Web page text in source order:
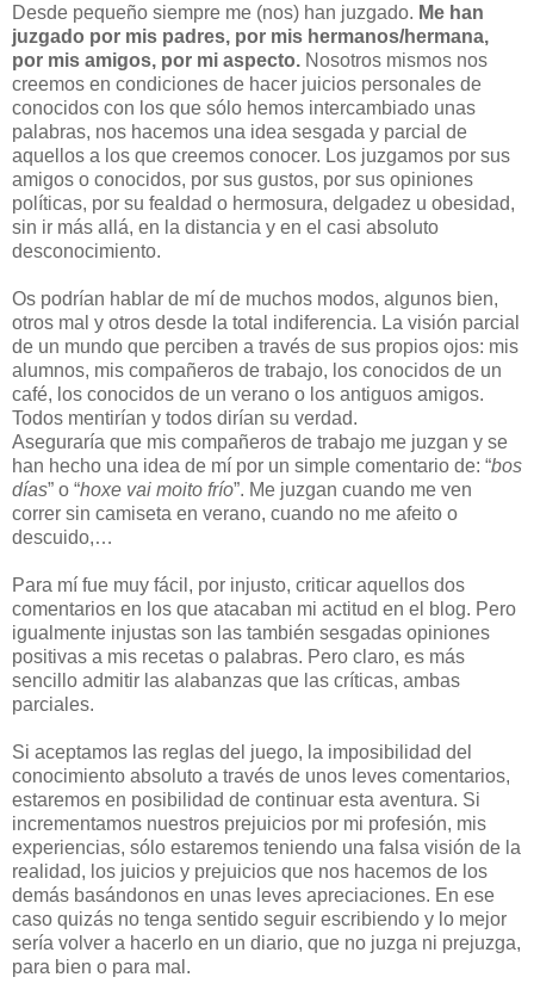
Desde pequeño siempre me (nos) han juzgado. Me han
juzgado por mis padres, por mis hermanos/hermana,
por mis amigos, por mi aspecto. Nosotros mismos nos
creemos en condiciones de hacer juicios personales de
conocidos con los que sólo hemos intercambiado unas
palabras, nos hacemos una idea sesgada y parcial de
aquellos a los que creemos conocer. Los juzgamos por sus
amigos o conocidos, por sus gustos, por sus opiniones
políticas, por su fealdad o hermosura, delgadez u obesidad,
sin ir más allá, en la distancia y en el casi absoluto
desconocimiento.
Os podrían hablar de mí de muchos modos, algunos bien,
otros mal y otros desde la total indiferencia. La visión parcial
de un mundo que perciben a través de sus propios ojos: mis
alumnos, mis compañeros de trabajo, los conocidos de un
café, los conocidos de un verano o los antiguos amigos.
Todos mentirían y todos dirían su verdad.
Aseguraría que mis compañeros de trabajo me juzgan y se
han hecho una idea de mí por un simple comentario de: “bos
días” o “hoxe vai moito frío”. Me juzgan cuando me ven
correr sin camiseta en verano, cuando no me afeito o
descuido,…
Para mí fue muy fácil, por injusto, criticar aquellos dos
comentarios en los que atacaban mi actitud en el blog. Pero
igualmente injustas son las también sesgadas opiniones
positivas a mis recetas o palabras. Pero claro, es más
sencillo admitir las alabanzas que las críticas, ambas
parciales.
Si aceptamos las reglas del juego, la imposibilidad del
conocimiento absoluto a través de unos leves comentarios,
estaremos en posibilidad de continuar esta aventura. Si
incrementamos nuestros prejuicios por mi profesión, mis
experiencias, sólo estaremos teniendo una falsa visión de la
realidad, los juicios y prejuicios que nos hacemos de los
demás basándonos en unas leves apreciaciones. En ese
caso quizás no tenga sentido seguir escribiendo y lo mejor
sería volver a hacerlo en un diario, que no juzga ni prejuzga,
para bien o para mal.